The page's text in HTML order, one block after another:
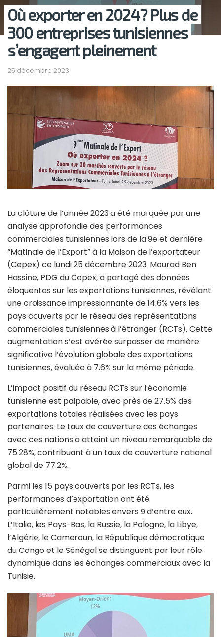
Où exporter en 2024? Plus de
300 entreprises tunisiennes
s’engagent pleinement
25 décembre 2023
La clôture de l’année 2023 a été marquée par une
analyse approfondie des performances
commerciales tunisiennes lors de la 9e et dernière
“Matinale de l’Export” à la Maison de l’exportateur
(Cepex) ce lundi 25 décembre 2023. Mourad Ben
Hassine, PDG du Cepex, a partagé des données
éloquentes sur les exportations tunisiennes, révélant
une croissance impressionnante de 14.6% vers les
pays couverts par le réseau des représentations
commerciales tunisiennes à l’étranger (RCTs). Cette
augmentation s’est avérée surpasser de manière
significative l’évolution globale des exportations
tunisiennes, évaluée à 7.6% sur la même période.
L’impact positif du réseau RCTs sur l’économie
tunisienne est palpable, avec près de 27.5% des
exportations totales réalisées avec les pays
partenaires. Le taux de couverture des échanges
avec ces nations a atteint un niveau remarquable de
75.28%, contribuant à un taux de couverture national
global de 77.2%.
Parmi les 15 pays couverts par les RCTs, les
performances d’exportation ont été
particulièrement notables envers 9 d’entre eux.
L’Italie, les Pays-Bas, la Russie, la Pologne, la Libye,
l’Algérie, le Cameroun, la République démocratique
du Congo et le Sénégal se distinguent par leur rôle
dynamique dans les échanges commerciaux avec la
Tunisie.